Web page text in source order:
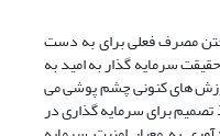
مصرف فعلی برای به دست
سرمایه گذار به امید به
های کنونی چشم پوشی می
برای سرمایه گذاری در